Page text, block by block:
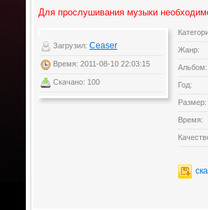
Для прослушивания музыки
Загрузил: Ceaser
Время: 2011-08-10 22:03:15
Скачано: 100
Жанр:
Альбом:
Год:
Размер:
Время: